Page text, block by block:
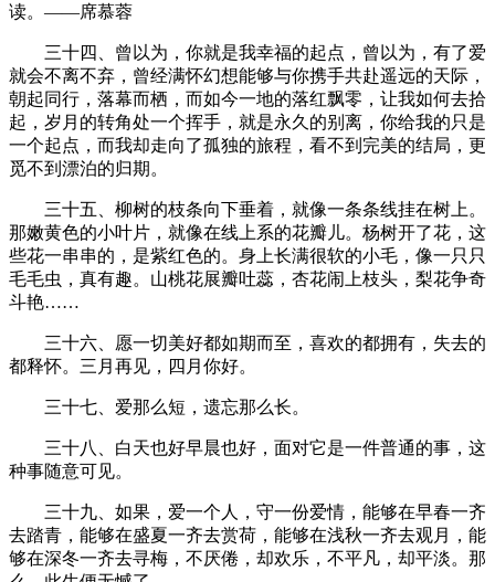
读。——席慕蓉
三十四、曾以为，你就是我幸福的起点，曾以为，有了爱
就会不离不弃，曾经满怀幻想能够与你携手共赴遥远的天际，
朝起同行，落幕而栖，而如今一地的落红飘零，让我如何去拾
起，岁月的转角处一个挥手，就是永久的别离，你给我的只是
一个起点，而我却走向了孤独的旅程，看不到完美的结局，更
觅不到漂泊的归期。
三十五、柳树的枝条向下垂着，就像一条条线挂在树上。
那嫩黄色的小叶片，就像在线上系的花瓣儿。杨树开了花，这
些花一串串的，是紫红色的。身上长满很软的小毛，像一只只
毛毛虫，真有趣。山桃花展瓣吐蕊，杏花闹上枝头，梨花争奇
斗艳……
三十六、愿一切美好都如期而至，喜欢的都拥有，失去的
都释怀。三月再见，四月你好。
三十七、爱那么短，遗忘那么长。
三十八、白天也好早晨也好，面对它是一件普通的事，这
种事随意可见。
三十九、如果，爱一个人，守一份爱情，能够在早春一齐
去踏青，能够在盛夏一齐去赏荷，能够在浅秋一齐去观月，能
够在深冬一齐去寻梅，不厌倦，却欢乐，不平凡，却平淡。那